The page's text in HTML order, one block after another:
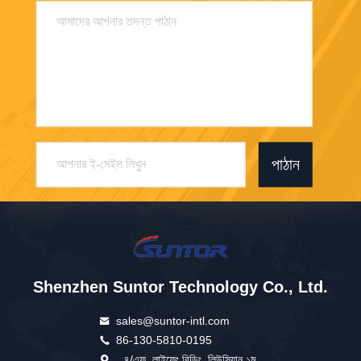
পাঠান
Shenzhen Suntor Technology Co., Ltd.
sales@suntor-intl.com
86-130-5810-0195